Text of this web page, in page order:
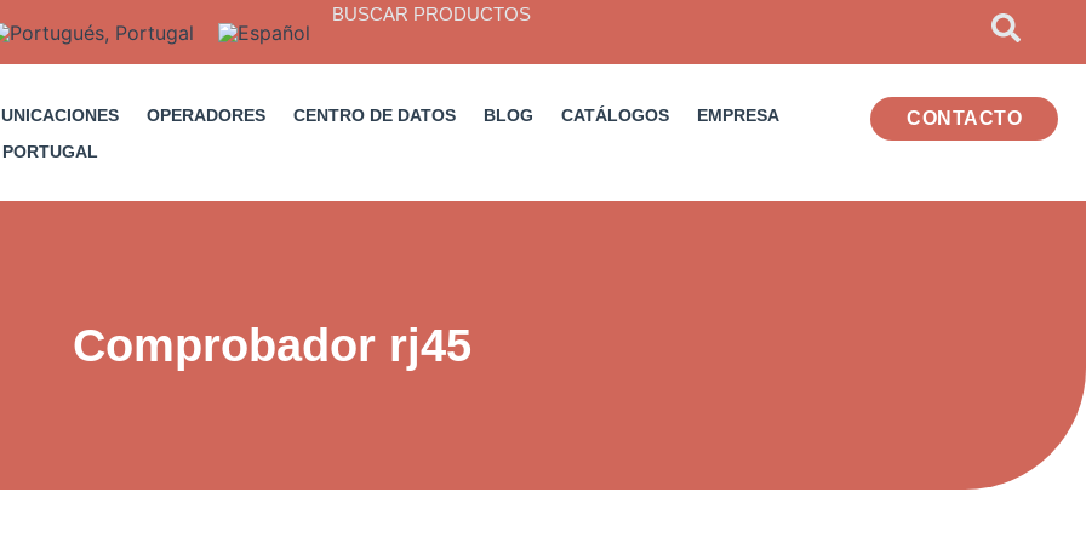
BUSCAR PRODUCTOS
OPERADORES CENTRO DE DATOS BLOG CATÁLOGOS EMPRESA CONTACTO
Comprobador rj45